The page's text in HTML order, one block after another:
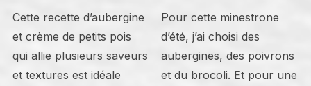
Cette recette d’aubergine
et crème de petits pois
qui allie plusieurs saveurs
et textures est idéale
Pour cette minestrone
d’été, j’ai choisi des
aubergines, des poivrons
et du brocoli. Et pour une